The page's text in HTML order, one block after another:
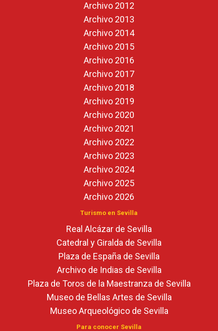
Archivo 2012
Archivo 2013
Archivo 2014
Archivo 2015
Archivo 2016
Archivo 2017
Archivo 2018
Archivo 2019
Archivo 2020
Archivo 2021
Archivo 2022
Archivo 2023
Archivo 2024
Archivo 2025
Archivo 2026
Turismo en Sevilla
Real Alcázar de Sevilla
Catedral y Giralda de Sevilla
Plaza de España de Sevilla
Archivo de Indias de Sevilla
Plaza de Toros de la Maestranza de Sevilla
Museo de Bellas Artes de Sevilla
Museo Arqueológico de Sevilla
Para conocer Sevilla